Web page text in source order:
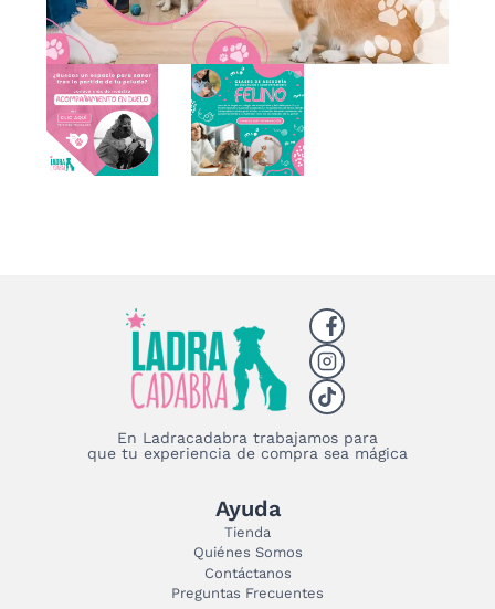
En Ladracadabra trabajamos para
que tu experiencia de compra sea mágica
Ayuda
Tienda
Quiénes Somos
Contáctanos
Preguntas Frecuentes